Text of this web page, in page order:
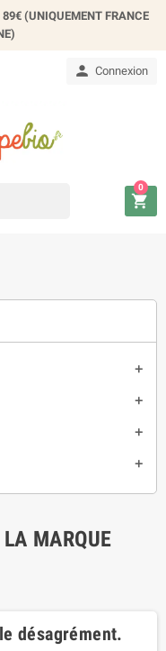
(UNIQUEMENT FRANCE
 Connexion

0




MARQUE
désagrément.
×
une liste d'envies